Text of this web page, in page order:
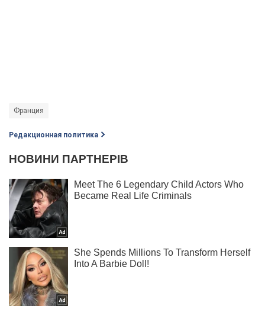
Франция
Редакционная политика